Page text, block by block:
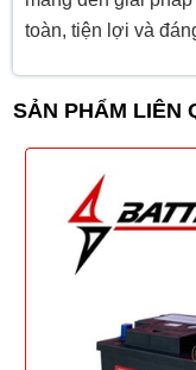
toàn, tiện lợi và
SẢN PHẨM LIÊN